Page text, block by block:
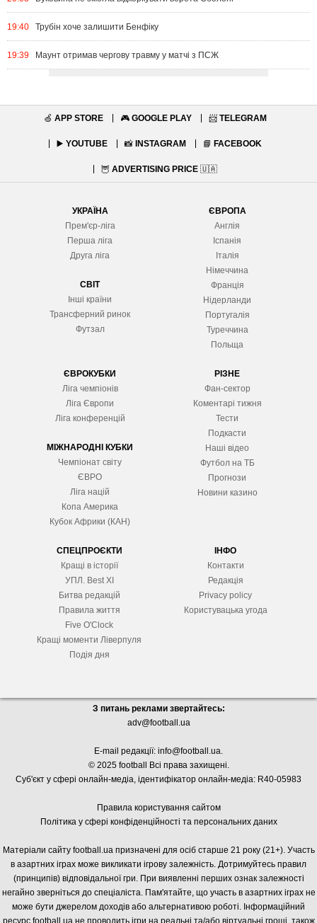
19:40 Трубін хоче залишити Бенфіку
19:39 Маунт отримав чергову травму у матчі з ПСЖ
🍏 APP STORE 🎮 GOOGLE PLAY 📨 TELEGRAM
▶️ YOUTUBE 📸 INSTAGRAM 📘 FACEBOOK
🦉 ADVERTISING PRICE 🇺🇦
УКРАЇНА
Прем'єр-ліга
Перша ліга
Друга ліга
СВІТ
Інші країни
Трансферний ринок
Футзал
ЄВРОПА
Англія
Іспанія
Італія
Німеччина
Франція
Нідерланди
Португалія
Туреччина
Польща
ЄВРОКУБКИ
Ліга чемпіонів
Ліга Європи
Ліга конференцій
МІЖНАРОДНІ КУБКИ
Чемпіонат світу
ЄВРО
Ліга націй
Копа Америка
Кубок Африки (КАН)
РІЗНЕ
Фан-сектор
Коментарі тижня
Тести
Подкасти
Наші відео
Футбол на ТБ
Прогнози
Новини казино
СПЕЦПРОЄКТИ
Кращі в історії
УПЛ. Best XІ
Битва редакцій
Правила життя
Five O'Clock
Кращі моменти Ліверпуля
Подія дня
ІНФО
Контакти
Редакція
Privacy policy
Користувацька угода
З питань реклами звертайтесь:
adv@football.ua
E-mail редакції: info@football.ua.
© 2025 football Всі права захищені.
Суб'єкт у сфері онлайн-медіа, ідентифікатор онлайн-медіа: R40-05983
Правила користування сайтом
Політика у сфері конфіденційності та персональних даних
Матеріали сайту football.ua призначені для осіб старше 21 року (21+). Участь
в азартних іграх може викликати ігрову залежність. Дотримуйтесь правил
(принципів) відповідальної гри. При виявленні перших ознак залежності
негайно зверніться до спеціаліста. Пам'ятайте, що участь в азартних іграх не
може бути джерелом доходів або альтернативою роботі. Інформаційний
ресурс football.ua не проводить ігри на реальні та/або віртуальні гроші, також